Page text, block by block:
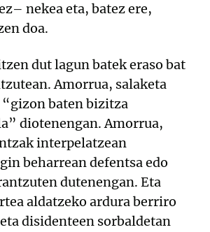
nekea eta, batez ere,
doa.
dut lagun batek eraso bat
Amorrua, salaketa
baten bizitza
diotenengan. Amorrua,
interpelatzean
beharrean defentsa edo
dutenengan. Eta
aldatzeko ardura berriro
disidenteen sorbaldetan